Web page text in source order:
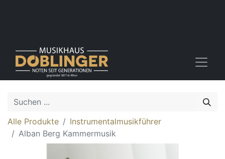
Alle Produkte
Instrumentalmusikführer
Alban Berg Kammermusik